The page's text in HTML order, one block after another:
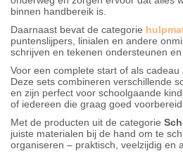
binnen handbereik is.
Daarnaast bevat de categorie
puntenslijpers, linialen en andere
schrijven en tekenen ondersteunen
Voor een complete start of als cadeau
Deze sets combineren verschillende
en zijn perfect voor schoolgaande
of iedereen die graag goed
Met de producten uit de categorie
juiste materialen bij de hand om te
organiseren – praktisch, veelzijdig en